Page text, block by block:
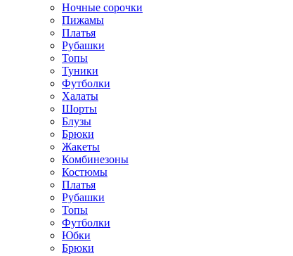
Ночные сорочки
Пижамы
Платья
Рубашки
Топы
Туники
Футболки
Халаты
Шорты
Блузы
Брюки
Жакеты
Комбинезоны
Костюмы
Платья
Рубашки
Топы
Футболки
Юбки
Брюки